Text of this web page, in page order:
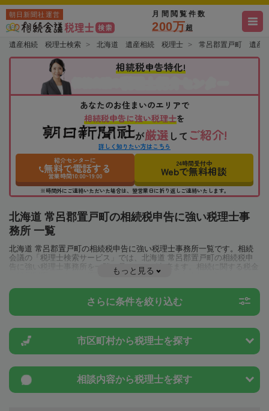
朝日新聞社運営 月間閲覧件数
200万超
遺産相続 税理士検索 北海道 遺産相続 税理士 常呂郡置戸町 遺産
相続税申告特化!
あなたのお住まいのエリアで
相続税申告に強い税理士を
が厳選 して ご紹介!
詳しく知りたい方はこちら
紹介センターに
無料で電話する
営業時間10:00~19:00
24時間受付中
Webで無料相談
※時間外にご連絡いただいた場合は、翌営業日に折り返しご連絡いたします。
北海道 常呂郡置戸町の相続税申告に強い税理士事
務所 一覧
北海道 常呂郡置戸町の相続税申告に強い税理士事務所一覧です。相続
会議の「税理士検索サービス」では、北海道 常呂郡置戸町の相続税申
告に強い税理士事務所を一覧で見ることが出来ます。相続に関する税金
や特例制度のことは一度近隣の税理士に相談してみましょう。
もっと見る
さらに条件を絞り込む
市区町村から税理士を探す
相談内容から税理士を探す